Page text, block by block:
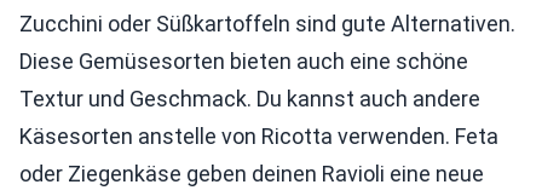
Zucchini oder Süßkartoffeln sind gute Alternativen.
Diese Gemüsesorten bieten auch eine schöne
Textur und Geschmack. Du kannst auch andere
Käsesorten anstelle von Ricotta verwenden. Feta
oder Ziegenkäse geben deinen Ravioli eine neue